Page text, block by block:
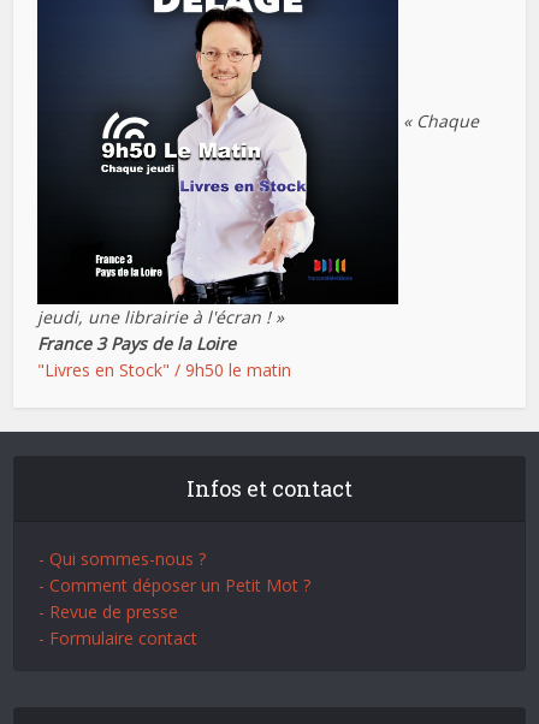
« Chaque
jeudi, une librairie à l'écran ! »
France 3 Pays de la Loire
"Livres en Stock" / 9h50 le matin
Infos et contact
- Qui sommes-nous ?
- Comment déposer un Petit Mot ?
- Revue de presse
- Formulaire contact